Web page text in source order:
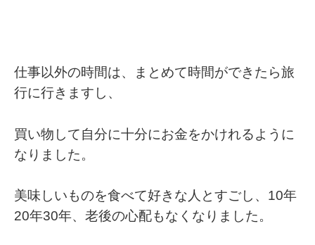
仕事以外の時間は、まとめて時間ができたら旅
行に行きますし、
買い物して自分に十分にお金をかけれるように
なりました。
美味しいものを食べて好きな人とすごし、10年
20年30年、老後の心配もなくなりました。